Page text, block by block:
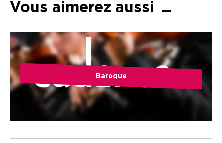
Vous aimerez aussi
Baroque